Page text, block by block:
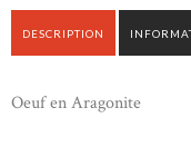
DESCRIPTION
Oeuf en Aragonite